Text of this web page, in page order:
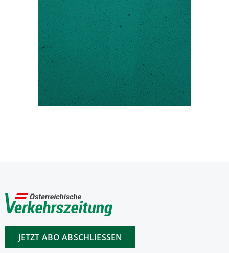
JETZT ABO ABSCHLIESSEN